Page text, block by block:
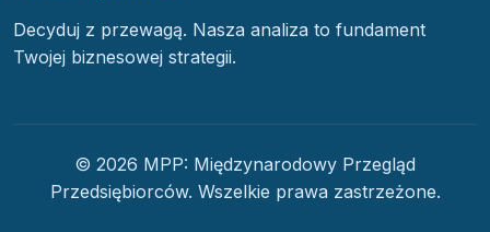
Decyduj z przewagą. Nasza analiza to fundament
Twojej biznesowej strategii.
© 2026 MPP: Międzynarodowy Przegląd
Przedsiębiorców. Wszelkie prawa zastrzeżone.